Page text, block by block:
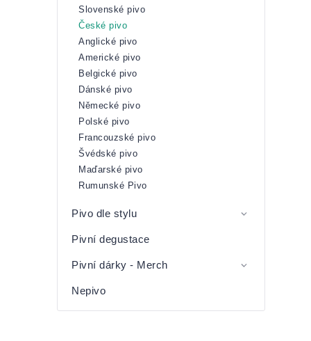
Slovenské pivo
České pivo
Anglické pivo
Americké pivo
Belgické pivo
Dánské pivo
Německé pivo
Polské pivo
Francouzské pivo
Švédské pivo
Maďarské pivo
Rumunské Pivo
Pivo dle stylu
Pivní degustace
Pivní dárky - Merch
Nepivo